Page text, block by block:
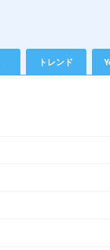
トレンド